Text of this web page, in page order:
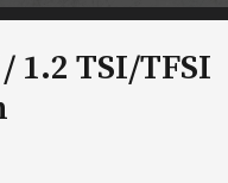
1.2 TSI/TFSI